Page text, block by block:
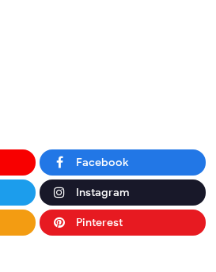
Facebook
Instagram
Pinterest